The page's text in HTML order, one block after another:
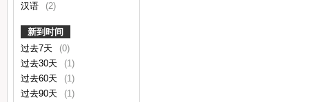
汉语
(2)
新到时间
过去7天
(0)
过去30天
(1)
过去60天
(1)
过去90天
(1)